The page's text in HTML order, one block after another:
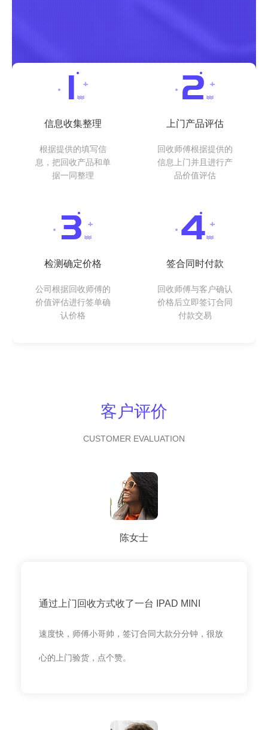
信息收集整理
根据提供的填写信
息，把回收产品和单
据一同整理
上门产品评估
回收师傅根据提供的
信息上门并且进行产
品价值评估
检测确定价格
公司根据回收师傅的
价值评估进行签单确
认价格
签合同时付款
回收师傅与客户确认
价格后立即签订合同
付款交易
客户评价
CUSTOMER EVALUATION
陈女士
通过上门回收方式收了一台 IPAD MINI
速度快，师傅小哥帅，签订合同大款分分钟，很放
心的上门验货，点个赞。